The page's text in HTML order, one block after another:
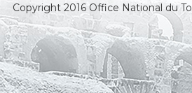
Copyright 2016 Office National du